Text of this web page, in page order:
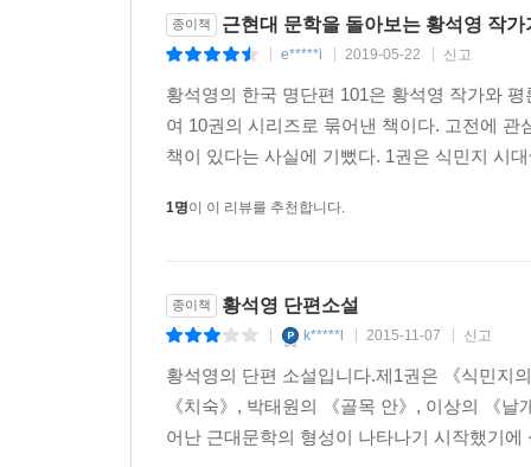
채워놓은 부분이다.”(『07 황석영의 한국 명단편
선배와 동료 작가들에 대한 증언 이후 작가는 ‘
2000년대까지를 담아낸 전10권 가운데 세 권
수 있을 것이다. 그러나 바로 이러한 점이 여타의
여기서 살아가는 사람들의 삶이 지속되는 한, 소
정경과 기록은 저 어둡고 캄캄했던 식민지에서
할 또다른 출발점이다. 한국문학은 그런 생명력
종이책 근현대 문학을 돌아보는 황석영 작
e*****i 2019-05-22 신고
황석영의 한국 명단편 101은 황석영 작가와
여 10권의 시리즈로 묶어낸 책이다. 고전에
책이 있다는 사실에 기뻤다. 1권은 식민지 시
1명이 이 리뷰를 추천합니다.
종이책 황석영 단편소설
k*****l 2015-11-07 신고
황석영의 단편 소설입니다.제1권은 《식민지
《치숙》, 박태원의 《골목 안》, 이상의 《
어난 근대문학의 형성이 나타나기 시작했기